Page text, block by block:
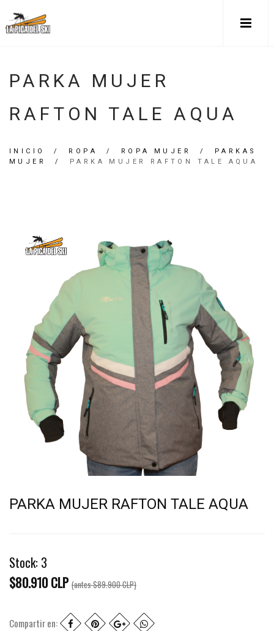
PARKA MUJER
RAFTON TALE AQUA
INICIO / ROPA / ROPA MUJER / PARKAS
MUJER
/ PARKA MUJER RAFTON TALE AQUA
PARKA MUJER RAFTON TALE AQUA
Stock: 3
$80.910 CLP (antes$89.900 CLP)
Compartir en: